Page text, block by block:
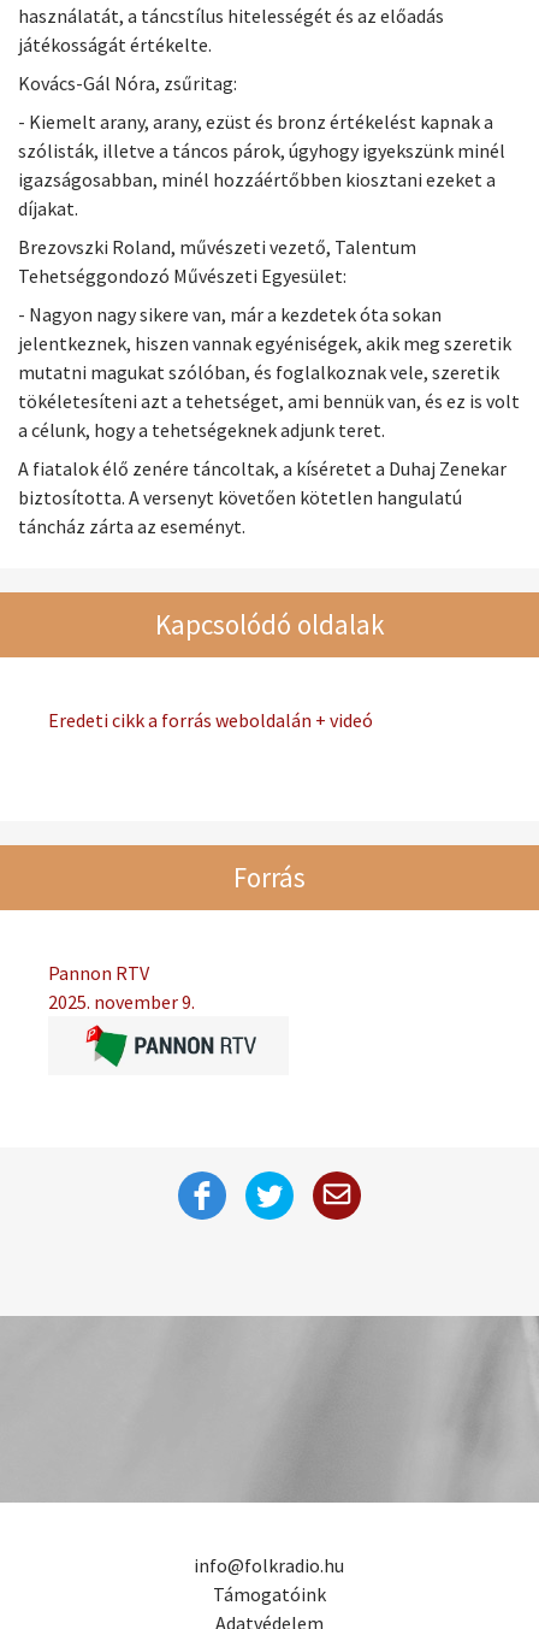
használatát, a táncstílus hitelességét és az előadás
játékosságát értékelte.
Kovács-Gál Nóra, zsűritag:
- Kiemelt arany, arany, ezüst és bronz értékelést kapnak a
szólisták, illetve a táncos párok, úgyhogy igyekszünk minél
igazságosabban, minél hozzáértőbben kiosztani ezeket a
díjakat.
Brezovszki Roland, művészeti vezető, Talentum
Tehetséggondozó Művészeti Egyesület:
- Nagyon nagy sikere van, már a kezdetek óta sokan
jelentkeznek, hiszen vannak egyéniségek, akik meg szeretik
mutatni magukat szólóban, és foglalkoznak vele, szeretik
tökéletesíteni azt a tehetséget, ami bennük van, és ez is volt
a célunk, hogy a tehetségeknek adjunk teret.
A fiatalok élő zenére táncoltak, a kíséretet a Duhaj Zenekar
biztosította. A versenyt követően kötetlen hangulatú
táncház zárta az eseményt.
Kapcsolódó oldalak
Eredeti cikk a forrás weboldalán + videó
Forrás
Pannon RTV
2025. november 9.
info@folkradio.hu
Támogatóink
Adatvédelem